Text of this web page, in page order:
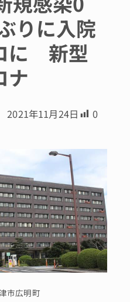
りに入院
に 新型
ナ
2021年11月24日 0
市広明町